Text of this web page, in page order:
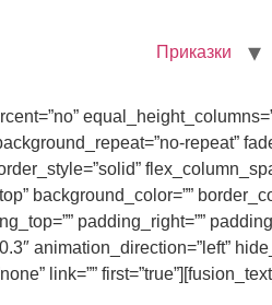
Приказки
repeat”
background_color=””
padding_right=””
animation_direction=”left”
link=””